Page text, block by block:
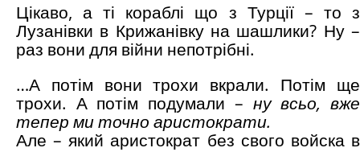
Цікаво, а ті кораблі що з Турції – то з
Лузанівки в Крижанівку на шашлики? Ну –
раз вони для війни непотрібні.
…А потім вони трохи вкрали. Потім ще
трохи. А потім подумали – ну всьо, вже
тепер ми точно аристократи.
Але – який аристократ без свого войска в